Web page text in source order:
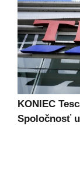
KONIEC
Spoločnosť